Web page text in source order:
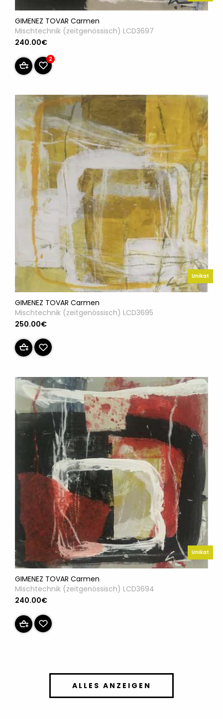
GIMENEZ TOVAR Carmen
Mischtechnik (zeitgenössisch) LCD3697
240.00€
2
Unikat
GIMENEZ TOVAR Carmen
Mischtechnik (zeitgenössisch) LCD3695
250.00€
Unikat
GIMENEZ TOVAR Carmen
Mischtechnik (zeitgenössisch) LCD3694
240.00€
ALLES ANZEIGEN